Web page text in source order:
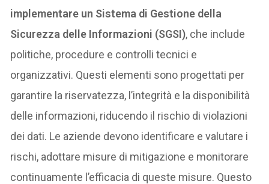
implementare un Sistema di Gestione della
Sicurezza delle Informazioni (SGSI), che include
politiche, procedure e controlli tecnici e
organizzativi. Questi elementi sono progettati per
garantire la riservatezza, l’integrità e la disponibilità
delle informazioni, riducendo il rischio di violazioni
dei dati. Le aziende devono identificare e valutare i
rischi, adottare misure di mitigazione e monitorare
continuamente l’efficacia di queste misure. Questo